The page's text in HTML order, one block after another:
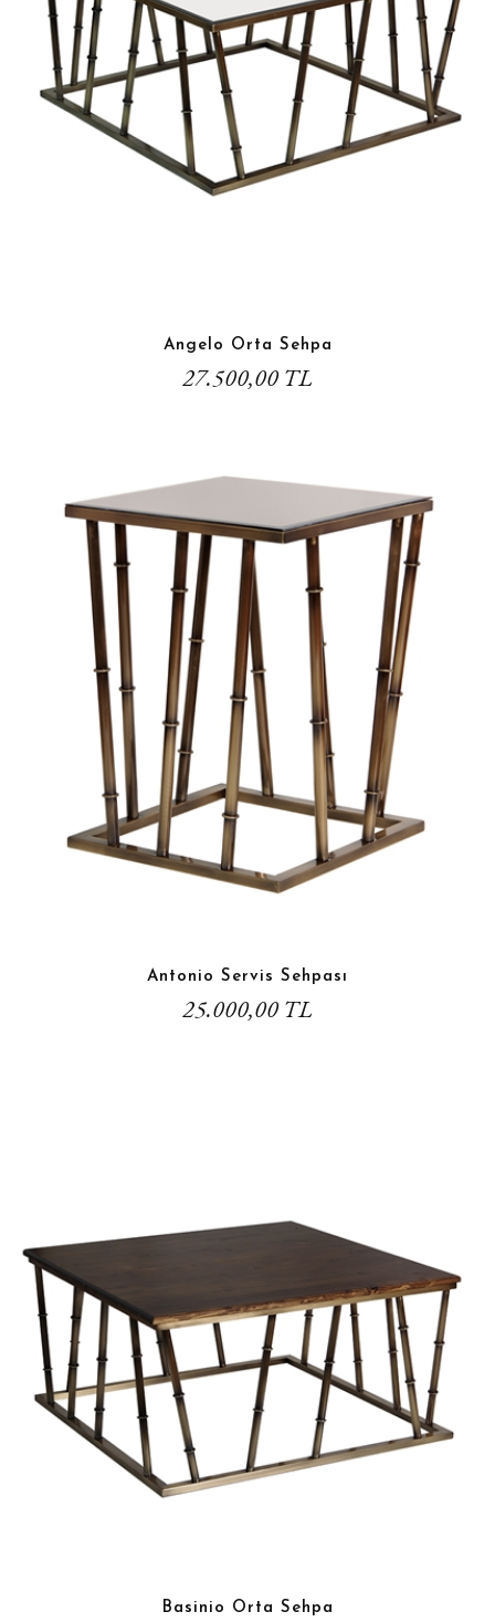
Angelo Orta Sehpa
27.500,00 TL
Antonio Servis Sehpası
25.000,00 TL
Basinio Orta Sehpa